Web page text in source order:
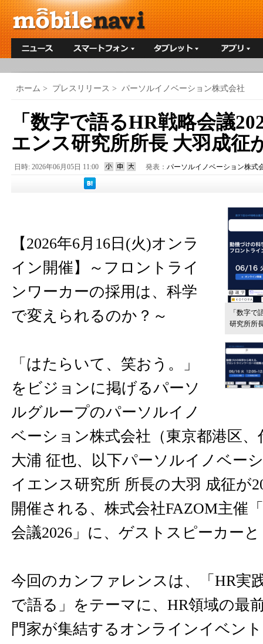
ホーム > プレスリリース > パーソルイノベーション株式会社
「数字で語るHR戦略会議
エンス研究所所長 大羽成征
日時: 2026年06月05日 11:00 発表： パーソルイノベーション株式
「数字で
研究所所
【2026年6月16日(火)オンラ
イン開催】～フロントライ
ンワーカーの採用は、科学
で変えられるのか？～
「はたらいて、笑おう。」
をビジョンに掲げるパーソ
ルグループのパーソルイノ
ベーション株式会社（東京都港区、
大浦 征也、以下パーソルイノベー
イエンス研究所 所長の大羽 成征が
開催される、株式会社FAZOM主催
会議2026」に、ゲストスピーカー
今回のカンファレンスは、「HR実
で語る」をテーマに、HR領域の最
門家が集結するオンラインイベン